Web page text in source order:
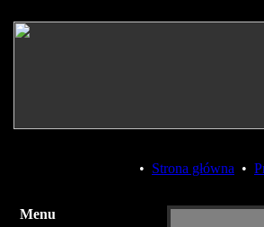
• Strona główna •
Menu